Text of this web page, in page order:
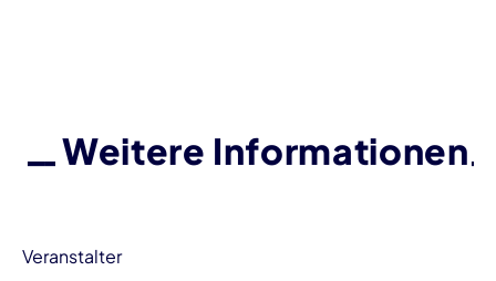
Weitere Informationen
Veranstalter